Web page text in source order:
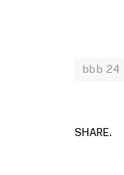
bbb 24
SHARE.